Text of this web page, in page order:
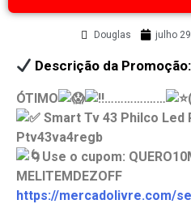
Douglas julho
Descrição da Promoção:
ÓTIMO ………….……
Smart Tv 43 Philco Led
Ptv43va4regb
Use o cupom:
MELITEMDEZOFF
https://mercadolivre.com/